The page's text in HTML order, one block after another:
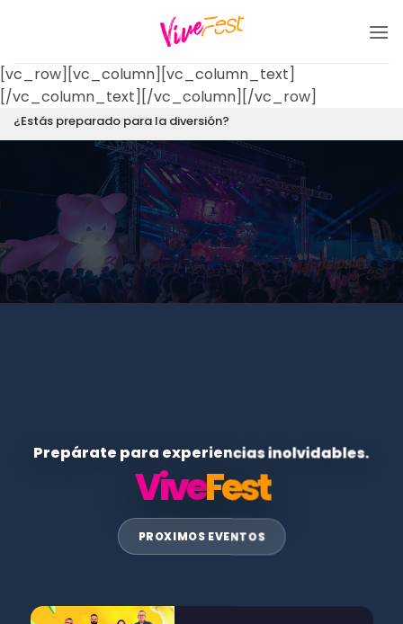
[vc_row][vc_column][vc_column_text]
[/vc_column_text][/vc_column][/vc_row]
¿Estás preparado para la diversión?
Prepárate para experiencias inolvidables.
ViveFest
PROXIMOS EVENTOS